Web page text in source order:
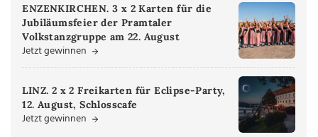
ENZENKIRCHEN. 3 x 2 Karten für die
Jubiläumsfeier der Pramtaler
Volkstanzgruppe am 22. August
Jetzt gewinnen
LINZ. 2 x 2 Freikarten für Eclipse-Party,
12. August, Schlosscafe
Jetzt gewinnen